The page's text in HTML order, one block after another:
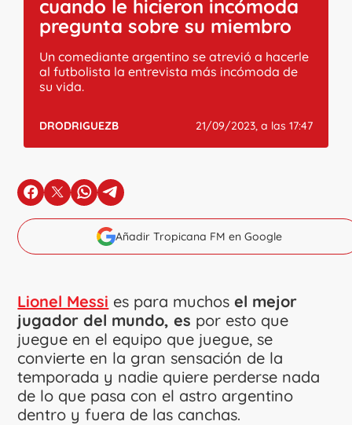
cuando le hicieron incómoda
pregunta sobre su miembro
Un comediante argentino se atrevió a hacerle
al futbolista la entrevista más incómoda de
su vida.
DRODRIGUEZB 21/09/2023, a las 17:47
en Facebook
en Xen Whatsapp
en Telegram
Añadir Tropicana FM en Google
Lionel Messi es para muchos el mejor
jugador del mundo, es por esto que
juegue en el equipo que juegue, se
convierte en la gran sensación de la
temporada y nadie quiere perderse nada
de lo que pasa con el astro argentino
dentro y fuera de las canchas.